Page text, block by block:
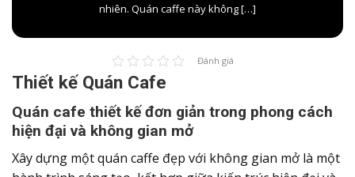
nhiên. Quán caffe này không […]
Đánh giá
Thiết kế Quán Cafe
Quán cafe thiết kế đơn giản trong phong cách
hiện đại và không gian mở
Xây dựng một quán caffe đẹp với không gian mở là một